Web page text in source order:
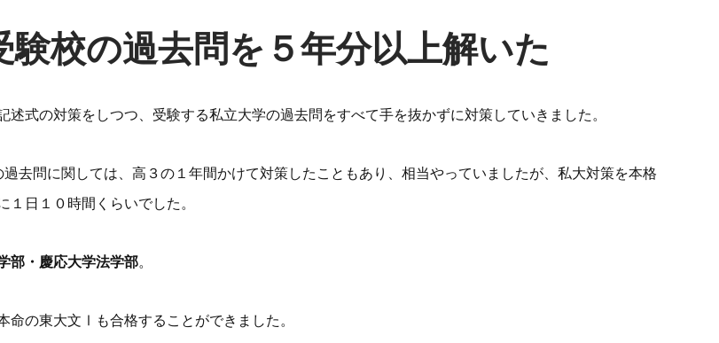
校の過去問を５年分以上解いた
式の対策をしつつ、受験する私立大学の過去問をすべて手を抜かずに対策していきました。
去問に関しては、高３の１年間かけて対策したこともあり、相当やっていましたが、私大対策を本格
日１０時間くらいでした。
部・慶応大学法学部。
の東大文Ⅰも合格することができました。